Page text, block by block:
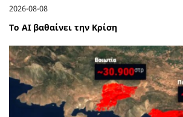
2026-08-08
Το ΑΙ βαθαίνει την Κρίση